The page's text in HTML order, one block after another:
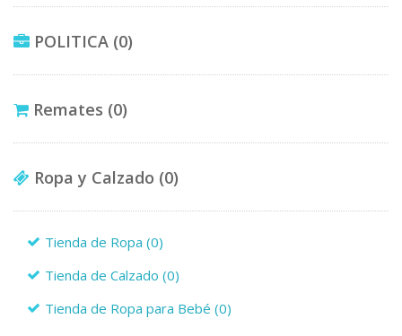
POLITICA (0)
Remates (0)
Ropa y Calzado (0)
Tienda de Ropa
(0)
Tienda de Calzado
(0)
Tienda de Ropa para Bebé
(0)